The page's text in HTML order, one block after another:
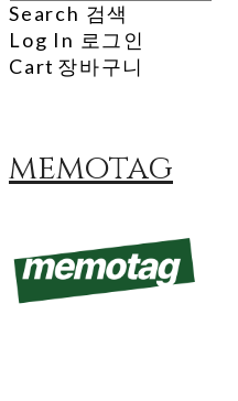
Search 검색
Log In 로그인
Cart 장바구니
memotag